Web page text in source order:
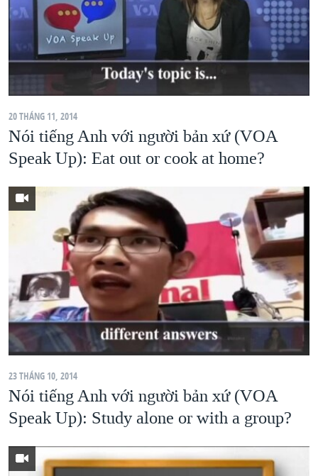
20 THÁNG 11, 2014
Nói tiếng Anh với người bản xứ (VOA
Speak Up): Eat out or cook at home?
23 THÁNG 10, 2014
Nói tiếng Anh với người bản xứ (VOA
Speak Up): Study alone or with a group?